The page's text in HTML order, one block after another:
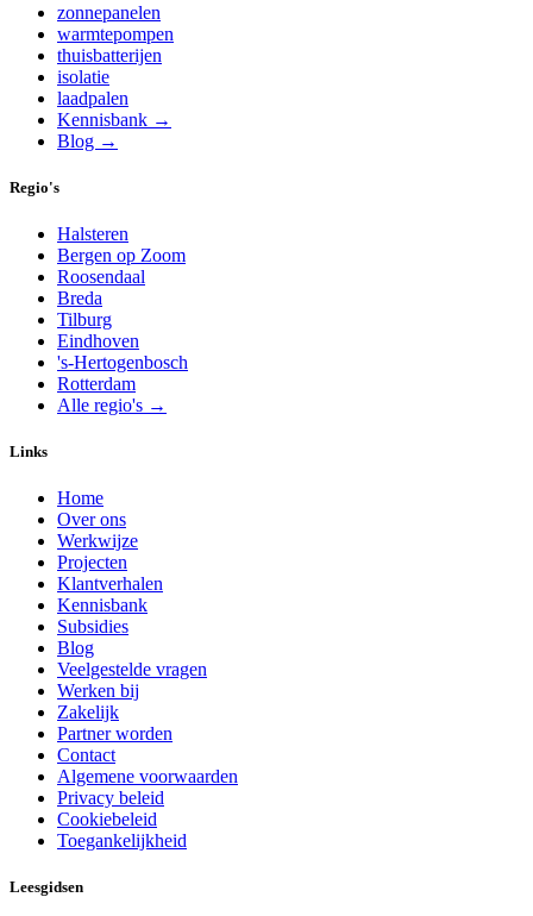
zonnepanelen
warmtepompen
thuisbatterijen
isolatie
laadpalen
Kennisbank →
Blog →
Regio's
Halsteren
Bergen op Zoom
Roosendaal
Breda
Tilburg
Eindhoven
's-Hertogenbosch
Rotterdam
Alle regio's →
Links
Home
Over ons
Werkwijze
Projecten
Klantverhalen
Kennisbank
Subsidies
Blog
Veelgestelde vragen
Werken bij
Zakelijk
Partner worden
Contact
Algemene voorwaarden
Privacy beleid
Cookiebeleid
Toegankelijkheid
Leesgidsen